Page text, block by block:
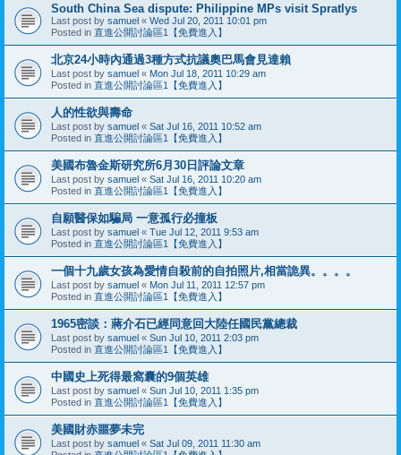
South China Sea dispute: Philippine MPs visit Spratlys
Last post by samuel « Wed Jul 20, 2011 10:01 pm
Posted in 直進公開討論區1【免費進入】
北京24小時內通過3種方式抗議奧巴馬會見達賴
Last post by samuel « Mon Jul 18, 2011 10:29 am
Posted in 直進公開討論區1【免費進入】
人的性欲與壽命
Last post by samuel « Sat Jul 16, 2011 10:52 am
Posted in 直進公開討論區1【免費進入】
美國布魯金斯研究所6月30日評論文章
Last post by samuel « Sat Jul 16, 2011 10:20 am
Posted in 直進公開討論區1【免費進入】
自願醫保如騙局 一意孤行必撞板
Last post by samuel « Tue Jul 12, 2011 9:53 am
Posted in 直進公開討論區1【免費進入】
一個十九歲女孩為愛情自殺前的自拍照片,相當詭異。。。。
Last post by samuel « Mon Jul 11, 2011 12:57 pm
Posted in 直進公開討論區1【免費進入】
1965密談：蔣介石已經同意回大陸任國民黨總裁
Last post by samuel « Sun Jul 10, 2011 2:03 pm
Posted in 直進公開討論區1【免費進入】
中國史上死得最窩囊的9個英雄
Last post by samuel « Sun Jul 10, 2011 1:35 pm
Posted in 直進公開討論區1【免費進入】
美國財赤噩夢未完
Last post by samuel « Sat Jul 09, 2011 11:30 am